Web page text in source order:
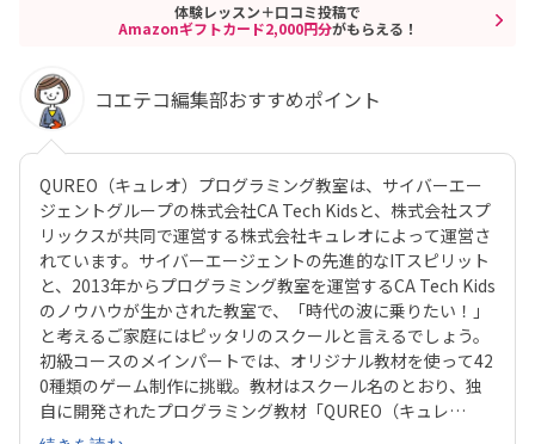
体験レッスン＋口コミ投稿で
Amazonギフトカード2,000円分がもらえる！
コエテコ編集部おすすめポイント
QUREO（キュレオ）プログラミング教室は、サイバーエー
ジェントグループの株式会社CA Tech Kidsと、株式会社スプ
リックスが共同で運営する株式会社キュレオによって運営さ
れています。サイバーエージェントの先進的なITスピリット
と、2013年からプログラミング教室を運営するCA Tech Kids
のノウハウが生かされた教室で、「時代の波に乗りたい！」
と考えるご家庭にはピッタリのスクールと言えるでしょう。
初級コースのメインパートでは、オリジナル教材を使って42
0種類のゲーム制作に挑戦。教材はスクール名のとおり、独
自に開発されたプログラミング教材「QUREO（キュレ
オ）」です。スマホゲームのような感覚でサクサク進められ